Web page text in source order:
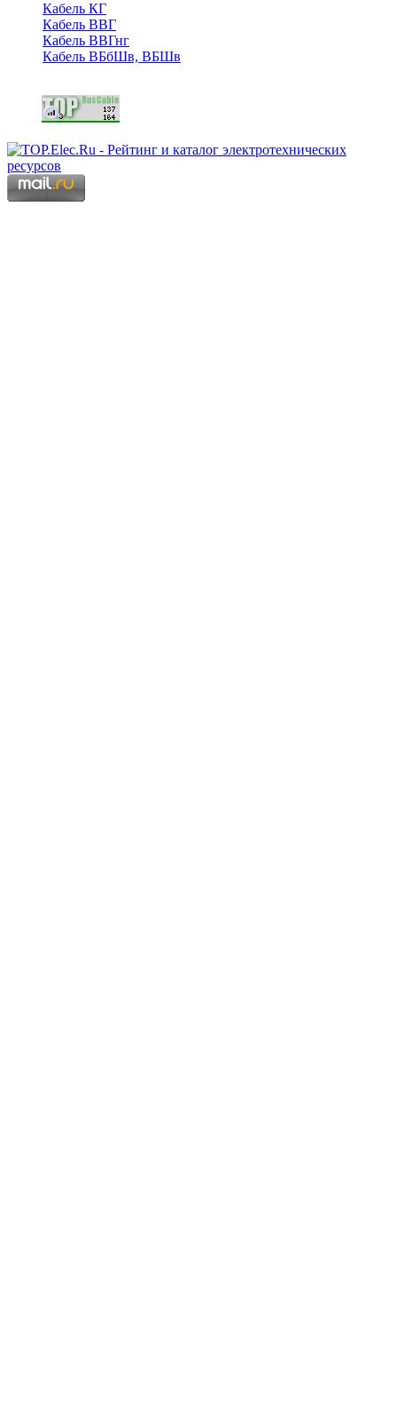
Кабель КГ
Кабель ВВГ
Кабель ВВГнг
Кабель ВБбШв, ВБШв